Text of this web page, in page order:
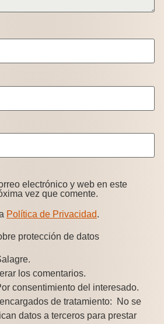
electrónico y web en este
vez que comente.
Política de Privacidad.
protección de datos
los comentarios.
consentimiento del interesado.
de tratamiento: No se
datos a terceros para prestar